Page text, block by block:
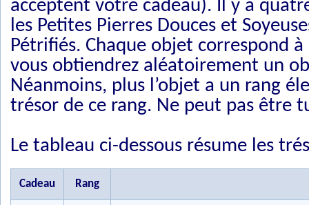
acceptent votre cadeau). Il y a
les Petites Pierres Douces et
Pétrifiés. Chaque objet correspond
vous obtiendrez aléatoirement un
Néanmoins, plus l’objet a un rang
trésor de ce rang. Ne peut pas être
Le tableau ci-dessous résume les
Cadeau Rang